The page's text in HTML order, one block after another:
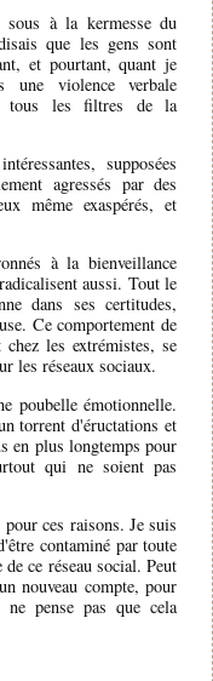
sous à la kermesse du
que les gens sont
et pourtant, quant je
violence verbale
tous les filtres de la
supposées
agressés par des
même exaspérés, et
à la bienveillance
aussi. Tout le
dans ses certitudes,
Ce comportement de
les extrémistes, se
les réseaux sociaux.
poubelle émotionnelle.
torrent d'éructations et
en plus longtemps pour
qui ne soient pas
ces raisons. Je suis
contaminé par toute
ce réseau social. Peut
nouveau compte, pour
pense pas que cela